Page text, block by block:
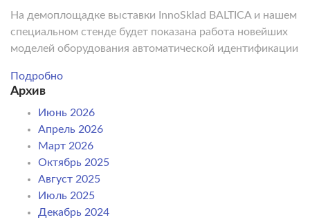
На демоплощадке выставки InnoSklad BALTICA и нашем
специальном стенде будет показана работа новейших
моделей оборудования автоматической идентификации
Подробно
Архив
Июнь 2026
Апрель 2026
Март 2026
Октябрь 2025
Август 2025
Июль 2025
Декабрь 2024